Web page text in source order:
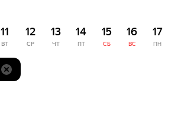
11
ВТ
12
СР
13
ЧТ
14
ПТ
15
СБ
16
ВС
17
ПН